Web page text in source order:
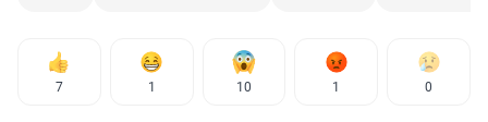
7 1 10 1 0